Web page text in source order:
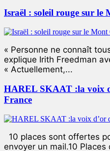
Israël : soleil rouge sur le
« Personne ne connaît
explique Irith Freedman
« Actuellement,...
HAREL SKAAT :la voix
France
10 places sont offertes
envoyer un mail.10 Places